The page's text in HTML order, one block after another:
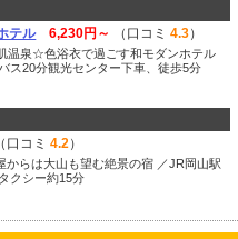
テル
6,230円～ （口コミ4.3）
温泉☆色浴衣で過ごす和モダンホテル
ス20分観光センター下車、徒歩5分
口コミ4.2）
からは大山も望む絶景の宿 ／JR岡山駅
クシー約15分